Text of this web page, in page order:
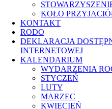
KOŁO
KONTAKT
RODO
DEKLARACJA
INTERNETOWEJ
KALENDARIUM
WYDARZENIA
STYCZEŃ
LUTY
MARZEC
KWIECIEŃ